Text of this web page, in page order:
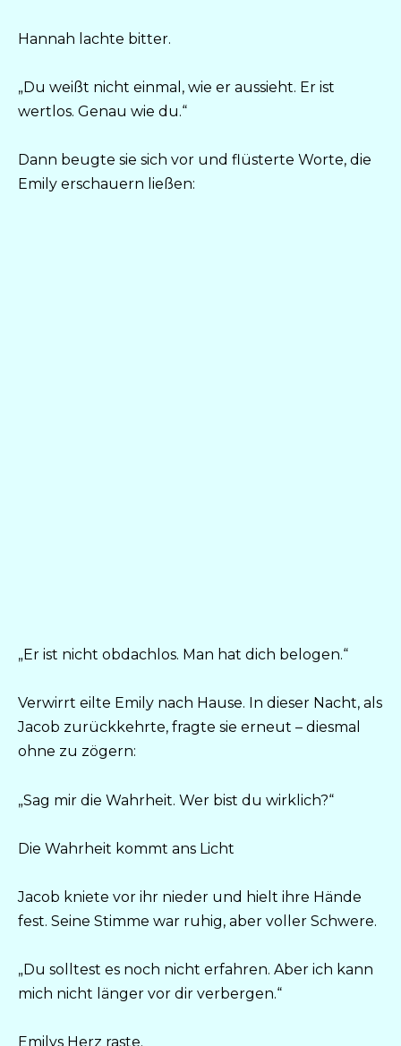
Hannah lachte bitter.
„Du weißt nicht einmal, wie er aussieht. Er ist
wertlos. Genau wie du.“
Dann beugte sie sich vor und flüsterte Worte, die
Emily erschauern ließen:
„Er ist nicht obdachlos. Man hat dich belogen.“
Verwirrt eilte Emily nach Hause. In dieser Nacht, als
Jacob zurückkehrte, fragte sie erneut – diesmal
ohne zu zögern:
„Sag mir die Wahrheit. Wer bist du wirklich?“
Die Wahrheit kommt ans Licht
Jacob kniete vor ihr nieder und hielt ihre Hände
fest. Seine Stimme war ruhig, aber voller Schwere.
„Du solltest es noch nicht erfahren. Aber ich kann
mich nicht länger vor dir verbergen.“
Emilys Herz raste.